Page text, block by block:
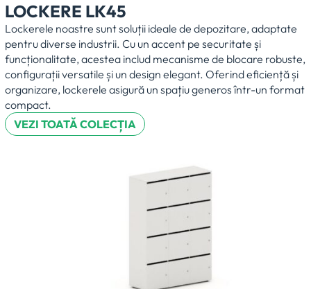
LOCKERE LK45
Lockerele noastre sunt soluții ideale de depozitare, adaptate
pentru diverse industrii. Cu un accent pe securitate și
funcționalitate, acestea includ mecanisme de blocare robuste,
configurații versatile și un design elegant. Oferind eficiență și
organizare, lockerele asigură un spațiu generos într-un format
compact.
VEZI TOATĂ COLECȚIA